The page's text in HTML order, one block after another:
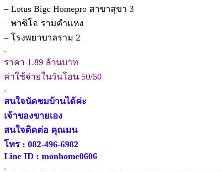
– Lotus Bigc Homepro สาขาสุขา 3
– พาซิโอ รามคำแหง
– โรงพยาบาลราม 2
.
ราคา 1.89 ล้านบาท
ค่าใช้จ่ายในวันโอน 50/50
.
สนใจนัดชมบ้านได้ค่ะ
เจ้าของขายเอง
สนใจติดต่อ คุณมน
โทร : 082-496-6982
Line ID : monhome0606
.